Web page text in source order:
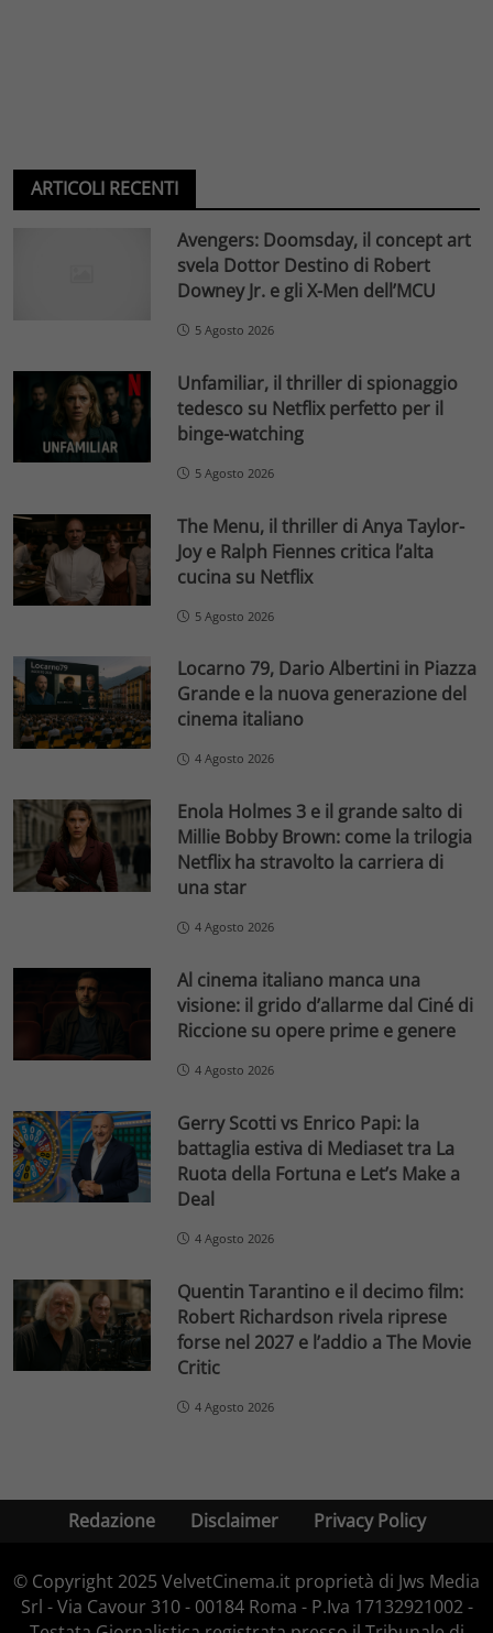
ARTICOLI RECENTI
Avengers: Doomsday, il concept art
svela Dottor Destino di Robert
Downey Jr. e gli X-Men dell’MCU
5 Agosto 2026
Unfamiliar, il thriller di spionaggio
tedesco su Netflix perfetto per il
binge-watching
5 Agosto 2026
The Menu, il thriller di Anya Taylor-
Joy e Ralph Fiennes critica l’alta
cucina su Netflix
5 Agosto 2026
Locarno 79, Dario Albertini in Piazza
Grande e la nuova generazione del
cinema italiano
4 Agosto 2026
Enola Holmes 3 e il grande salto di
Millie Bobby Brown: come la trilogia
Netflix ha stravolto la carriera di
una star
4 Agosto 2026
Al cinema italiano manca una
visione: il grido d’allarme dal Ciné di
Riccione su opere prime e genere
4 Agosto 2026
Gerry Scotti vs Enrico Papi: la
battaglia estiva di Mediaset tra La
Ruota della Fortuna e Let’s Make a
Deal
4 Agosto 2026
Quentin Tarantino e il decimo film:
Robert Richardson rivela riprese
forse nel 2027 e l’addio a The Movie
Critic
4 Agosto 2026
Redazione Disclaimer Privacy Policy
© Copyright 2025 VelvetCinema.it proprietà di Jws Media
Srl - Via Cavour 310 - 00184 Roma - P.Iva 17132921002 -